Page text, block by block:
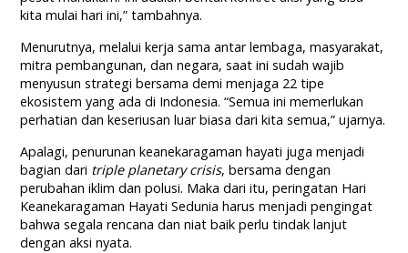
kita mulai hari ini,” tambahnya.
Menurutnya, melalui kerja sama antar lembaga, masyarakat,
mitra pembangunan, dan negara, saat ini sudah wajib
menyusun strategi bersama demi menjaga 22 tipe
ekosistem yang ada di Indonesia. “Semua ini memerlukan
perhatian dan keseriusan luar biasa dari kita semua,” ujarnya.
Apalagi, penurunan keanekaragaman hayati juga menjadi
bagian dari triple planetary crisis, bersama dengan
perubahan iklim dan polusi. Maka dari itu, peringatan Hari
Keanekaragaman Hayati Sedunia harus menjadi pengingat
bahwa segala rencana dan niat baik perlu tindak lanjut
dengan aksi nyata.